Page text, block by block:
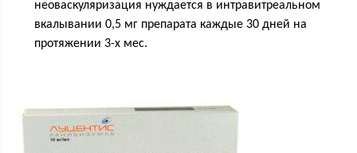
неоваскуляризация нуждается в интравитреальном
вкалывании 0,5 мг препарата каждые 30 дней на
протяжении 3-х мес.